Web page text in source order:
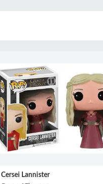
Cersei Lannister